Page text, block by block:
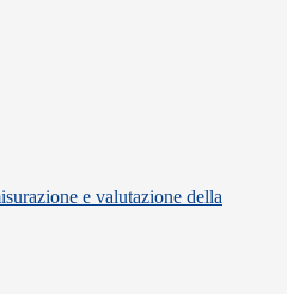
e valutazione della